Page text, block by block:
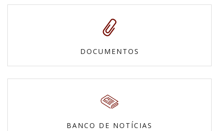
DOCUMENTOS
BANCO DE NOTÍCIAS